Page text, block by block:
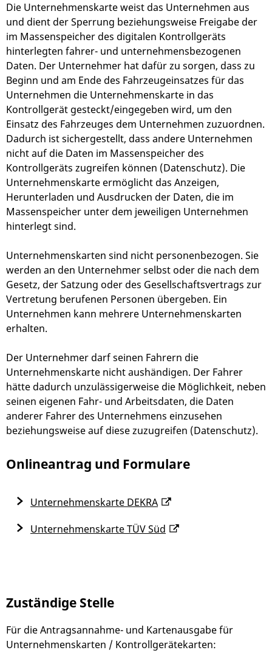
Die Unternehmenskarte weist das Unternehmen aus
und dient der Sperrung beziehungsweise Freigabe der
im Massenspeicher des digitalen Kontrollgeräts
hinterlegten fahrer- und unternehmensbezogenen
Daten. Der Unternehmer hat dafür zu sorgen, dass zu
Beginn und am Ende des Fahrzeugeinsatzes für das
Unternehmen die Unternehmenskarte in das
Kontrollgerät gesteckt/eingegeben wird, um den
Einsatz des Fahrzeuges dem Unternehmen zuzuordnen.
Dadurch ist sichergestellt, dass andere Unternehmen
nicht auf die Daten im Massenspeicher des
Kontrollgeräts zugreifen können (Datenschutz). Die
Unternehmenskarte ermöglicht das Anzeigen,
Herunterladen und Ausdrucken der Daten, die im
Massenspeicher unter dem jeweiligen Unternehmen
hinterlegt sind.
Unternehmenskarten sind nicht personenbezogen. Sie
werden an den Unternehmer selbst oder die nach dem
Gesetz, der Satzung oder des Gesellschaftsvertrags zur
Vertretung berufenen Personen übergeben. Ein
Unternehmen kann mehrere Unternehmenskarten
erhalten.
Der Unternehmer darf seinen Fahrern die
Unternehmenskarte nicht aushändigen. Der Fahrer
hätte dadurch unzulässigerweise die Möglichkeit, neben
seinen eigenen Fahr- und Arbeitsdaten, die Daten
anderer Fahrer des Unternehmens einzusehen
beziehungsweise auf diese zuzugreifen (Datenschutz).
Onlineantrag und Formulare
Unternehmenskarte DEKRA
Unternehmenskarte TÜV Süd
Zuständige Stelle
Für die Antragsannahme- und Kartenausgabe für
Unternehmenskarten / Kontrollgerätekarten: